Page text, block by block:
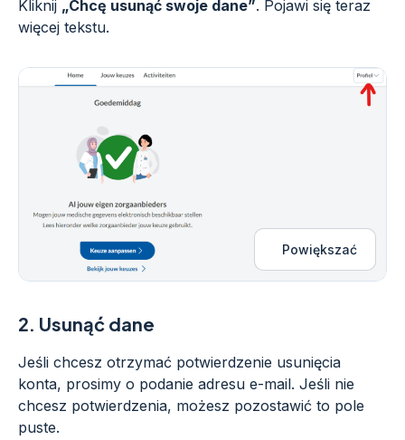
Kliknij „Chcę usunąć swoje dane”. Pojawi się teraz
więcej tekstu.
Powiększać
2. Usunąć dane
Jeśli chcesz otrzymać potwierdzenie usunięcia
konta, prosimy o podanie adresu e-mail. Jeśli nie
chcesz potwierdzenia, możesz pozostawić to pole
puste.